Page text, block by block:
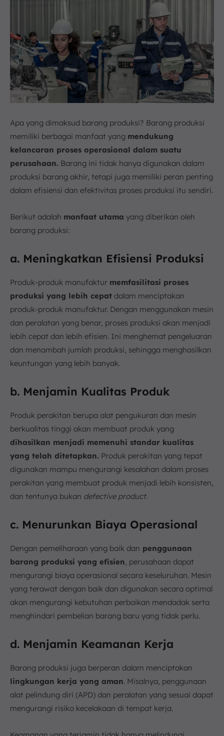
Apa yang dimaksud barang produksi? Barang produksi
memiliki berbagai manfaat yang mendukung
kelancaran proses operasional dalam suatu
perusahaan. Barang ini tidak hanya digunakan dalam
produksi barang akhir, tetapi juga memiliki peran penting
dalam efisiensi dan efektivitas proses produksi itu sendiri.
Berikut adalah manfaat utama yang diberikan oleh
barang produksi:
a. Meningkatkan Efisiensi Produksi
Produk-produk manufaktur memfasilitasi proses
produksi yang lebih cepat dalam menciptakan
produk-produk manufaktur. Dengan menggunakan mesin
dan peralatan yang benar, proses produksi akan menjadi
lebih cepat dan lebih efisien. Ini menghemat pengeluaran
dan menambah jumlah produksi, sehingga menghasilkan
keuntungan yang lebih banyak.
b. Menjamin Kualitas Produk
Produk perakitan berupa alat pengukuran dan mesin
berkualitas tinggi akan membuat produk yang
dihasilkan menjadi memenuhi standar kualitas
yang telah ditetapkan. Produk perakitan yang tepat
digunakan mampu mengurangi kesalahan dalam proses
perakitan yang membuat produk menjadi lebih konsisten,
dan tentunya bukan defective product.
c. Menurunkan Biaya Operasional
Dengan pemeliharaan yang baik dan penggunaan
barang produksi yang efisien , perusahaan dapat
mengurangi biaya operasional secara keseluruhan. Mesin
yang terawat dengan baik dan digunakan secara optimal
akan mengurangi kebutuhan perbaikan mendadak serta
menghindari pembelian barang baru yang tidak perlu.
d. Menjamin Keamanan Kerja
Barang produksi juga berperan dalam menciptakan
lingkungan kerja yang aman. Misalnya, penggunaan
alat pelindung diri (APD) dan peralatan yang sesuai dapat
mengurangi risiko kecelakaan di tempat kerja.